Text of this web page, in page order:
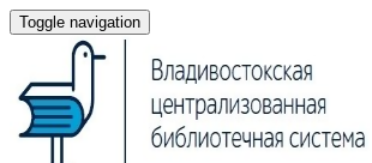
Toggle navigation